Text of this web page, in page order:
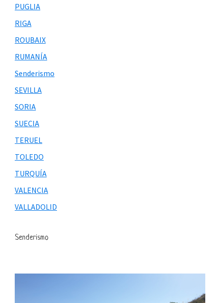
PUGLIA
RIGA
ROUBAIX
RUMANÍA
Senderismo
SEVILLA
SORIA
SUECIA
TERUEL
TOLEDO
TURQUÍA
VALENCIA
VALLADOLID
Senderismo